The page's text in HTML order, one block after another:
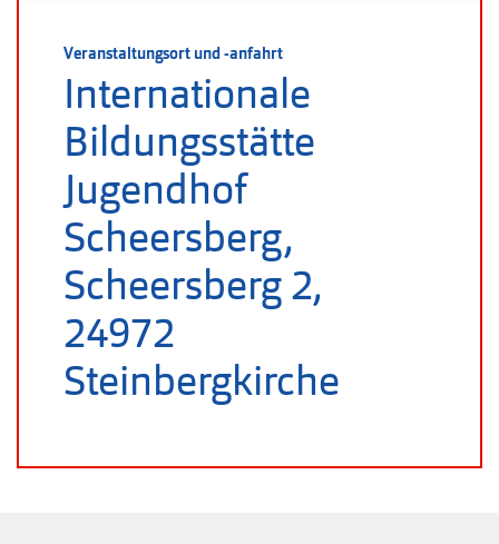
Veranstaltungsort und -anfahrt
Internationale
Bildungsstätte
Jugendhof
Scheersberg,
Scheersberg 2,
24972
Steinbergkirche